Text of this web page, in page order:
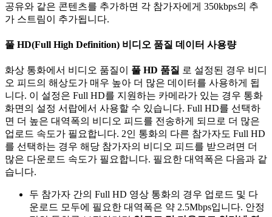
공유와 같은 콘텐 츠를 추가하면 각 참가자에 게 350kbps의 추
가 스 트림이 추가됩니 다.
풀 HD(Full High Definition) 비 디 오 품질 데 이 터 사용량
화상 통화에 서 비 디 오 품질이 풀 HD 품질 로 설정된 경우 비 디
오 피 드의 해상도가 매 우 높아 더 많은 데 이 터 를 사용하게 됩
니 다. 이 설정은 Full HD를 지 원하는 카메 라가 있는 경우 통화
화면 의 설정 서 랍에 서 사용할 수 있습니 다. Full HD를 선 택하
면 더 높은 대 역폭의 비 디 오 피 드를 전 송하게 되 므 로 더 많은
업 로 드 속도가 필 요합니 다. 2인 통화의 다른 참가자도 Full HD
를 선 택하는 경우 해 당 참가자의 비 디 오 피 드를 받으려 면 더
많은 다운로 드 속도가 필 요합니 다. 필 요한 대 역폭은 다음과 같
습니 다.
두 참가자 간의 Full HD 영상 통화의 경우 업 로 드 및 다
운로 드 모 두에 필 요한 대 역폭은 약 2.5Mbps입니 다. 안정